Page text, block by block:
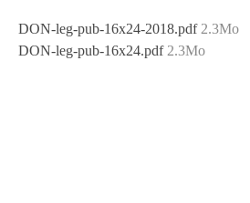
DON-leg-pub-16x24-2018.pdf 2.3Mo
DON-leg-pub-16x24.pdf 2.3Mo